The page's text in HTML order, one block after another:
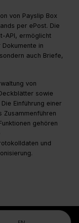
von Payslip Box
per ePost. Die
API, ermöglicht
in
auch Briefe,
von
sowie
Einführung einer
Zusammenführen
gehören
und